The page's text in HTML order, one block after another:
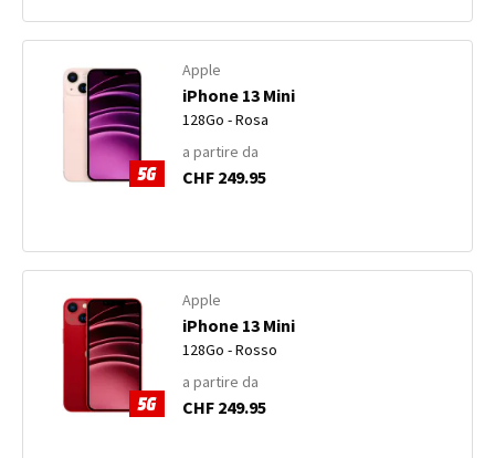
Apple
iPhone 13 Mini
128Go - Rosa
a partire da
CHF 249.95
Apple
iPhone 13 Mini
128Go - Rosso
a partire da
CHF 249.95